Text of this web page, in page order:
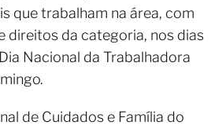
que trabalham na área, com
direitos da categoria, nos dias
Nacional da Trabalhadora
de Cuidados e Família do